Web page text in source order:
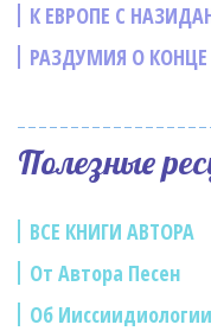
К ЕВРОПЕ С
РАЗДУМИЯ О
Полезные
ВСЕ КНИГИ АВТОРА
От Автора Песен
Об Ииссиидиологии